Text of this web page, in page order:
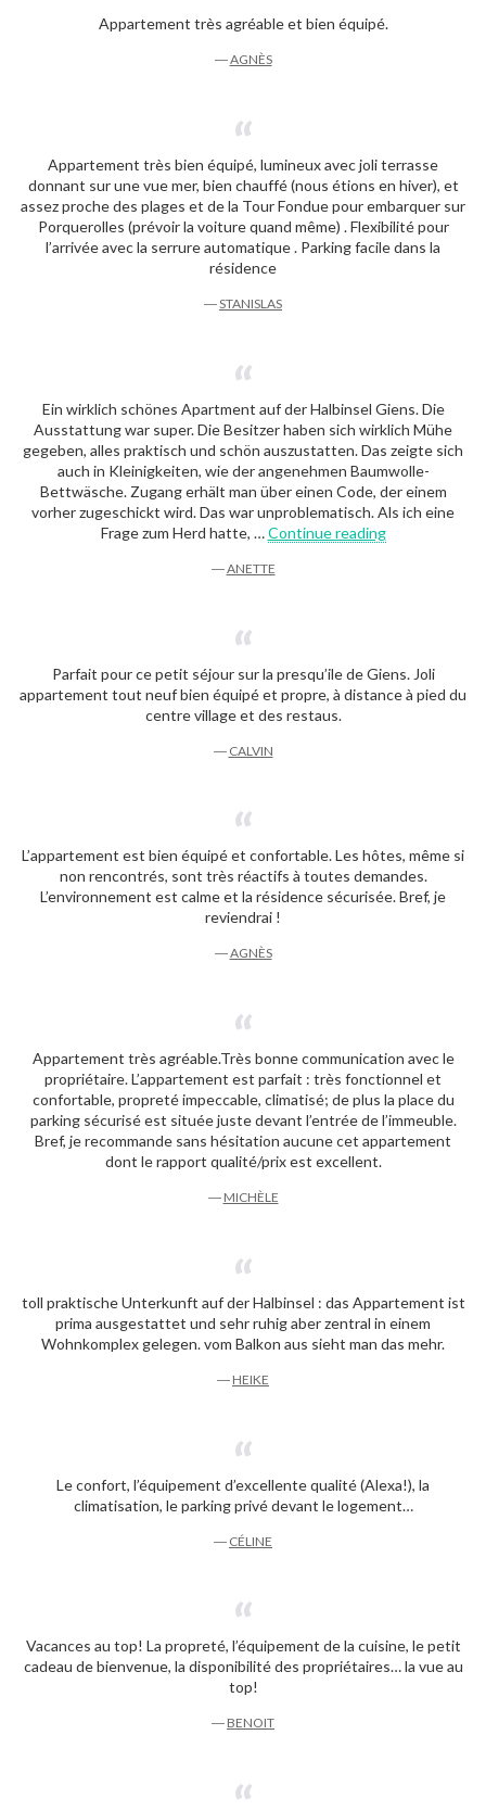
Appartement très agréable et bien équipé.
―AGNÈS
Appartement très bien équipé, lumineux avec joli terrasse
donnant sur une vue mer, bien chauffé (nous étions en hiver), et
assez proche des plages et de la Tour Fondue pour embarquer sur
Porquerolles (prévoir la voiture quand même) . Flexibilité pour
l’arrivée avec la serrure automatique . Parking facile dans la
résidence
―STANISLAS
Ein wirklich schönes Apartment auf der Halbinsel Giens. Die
Ausstattung war super. Die Besitzer haben sich wirklich Mühe
gegeben, alles praktisch und schön auszustatten. Das zeigte sich
auch in Kleinigkeiten, wie der angenehmen Baumwolle-
Bettwäsche. Zugang erhält man über einen Code, der einem
vorher zugeschickt wird. Das war unproblematisch. Als ich eine
Frage zum Herd hatte, …Continue reading“Anette”
―ANETTE
Parfait pour ce petit séjour sur la presqu’ile de Giens. Joli
appartement tout neuf bien équipé et propre, à distance à pied du
centre village et des restaus.
― CALVIN
L’appartement est bien équipé et confortable. Les hôtes, même si
non rencontrés, sont très réactifs à toutes demandes.
L’environnement est calme et la résidence sécurisée. Bref, je
reviendrai !
―AGNÈS
Appartement très agréable.Très bonne communication avec le
propriétaire. L’appartement est parfait : très fonctionnel et
confortable, propreté impeccable, climatisé; de plus la place du
parking sécurisé est située juste devant l’entrée de l’immeuble.
Bref, je recommande sans hésitation aucune cet appartement
dont le rapport qualité/prix est excellent.
― MICHÈLE
toll praktische Unterkunft auf der Halbinsel : das Appartement ist
prima ausgestattet und sehr ruhig aber zentral in einem
Wohnkomplex gelegen. vom Balkon aus sieht man das mehr.
― HEIKE
Le confort, l’équipement d’excellente qualité (Alexa!), la
climatisation, le parking privé devant le logement…
― CÉLINE
Vacances au top! La propreté, l’équipement de la cuisine, le petit
cadeau de bienvenue, la disponibilité des propriétaires… la vue au
top!
― BENOIT